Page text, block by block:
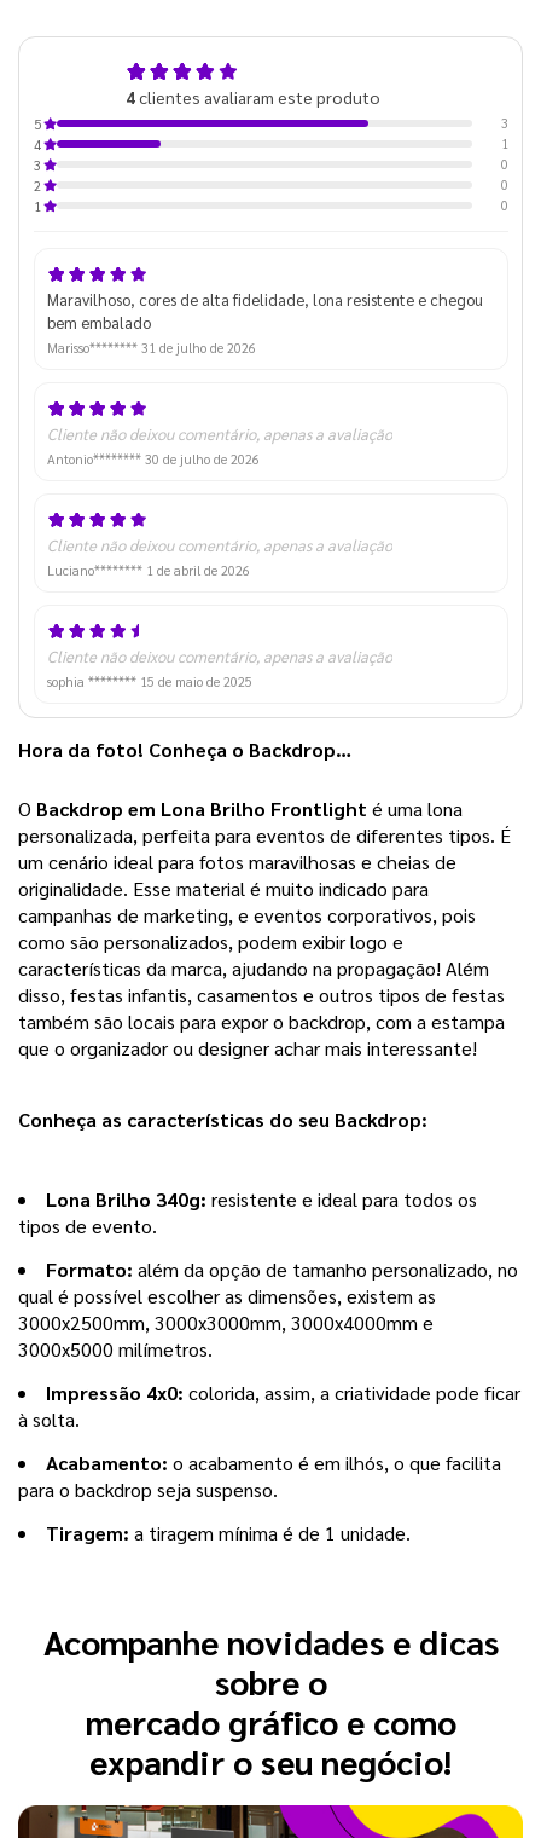
4clientes avaliaram este produto
5
3
4
1
3
0
2
0
1
0
Maravilhoso, cores de alta fidelidade, lona resistente e chegou
bem embalado
Marisso******** 31 de julho de 2026
Cliente não deixou comentário, apenas a avaliação
Antonio******** 30 de julho de 2026
Cliente não deixou comentário, apenas a avaliação
Luciano******** 1 de abril de 2026
Cliente não deixou comentário, apenas a avaliação
sophia ******** 15 de maio de 2025
Hora da foto! Conheça o Backdrop…
O Backdrop em Lona Brilho Frontlight é uma lona
personalizada, perfeita para eventos de diferentes tipos. É
um cenário ideal para fotos maravilhosas e cheias de
originalidade. Esse material é muito indicado para
campanhas de marketing, e eventos corporativos, pois
como são personalizados, podem exibir logo e
características da marca, ajudando na propagação! Além
disso, festas infantis, casamentos e outros tipos de festas
também são locais para expor o backdrop, com a estampa
que o organizador ou designer achar mais interessante!
Conheça as características do seu Backdrop:
Lona Brilho 340g: resistente e ideal para todos os
tipos de evento.
Formato: além da opção de tamanho personalizado, no
qual é possível escolher as dimensões, existem as
3000x2500mm, 3000x3000mm, 3000x4000mm e
3000x5000 milímetros.
Impressão 4x0: colorida, assim, a criatividade pode ficar
à solta.
Acabamento: o acabamento é em ilhós, o que facilita
para o backdrop seja suspenso.
Tiragem: a tiragem mínima é de 1 unidade.
Acompanhe novidades e dicas
sobre o
mercado gráfico e como
expandir o seu negócio!